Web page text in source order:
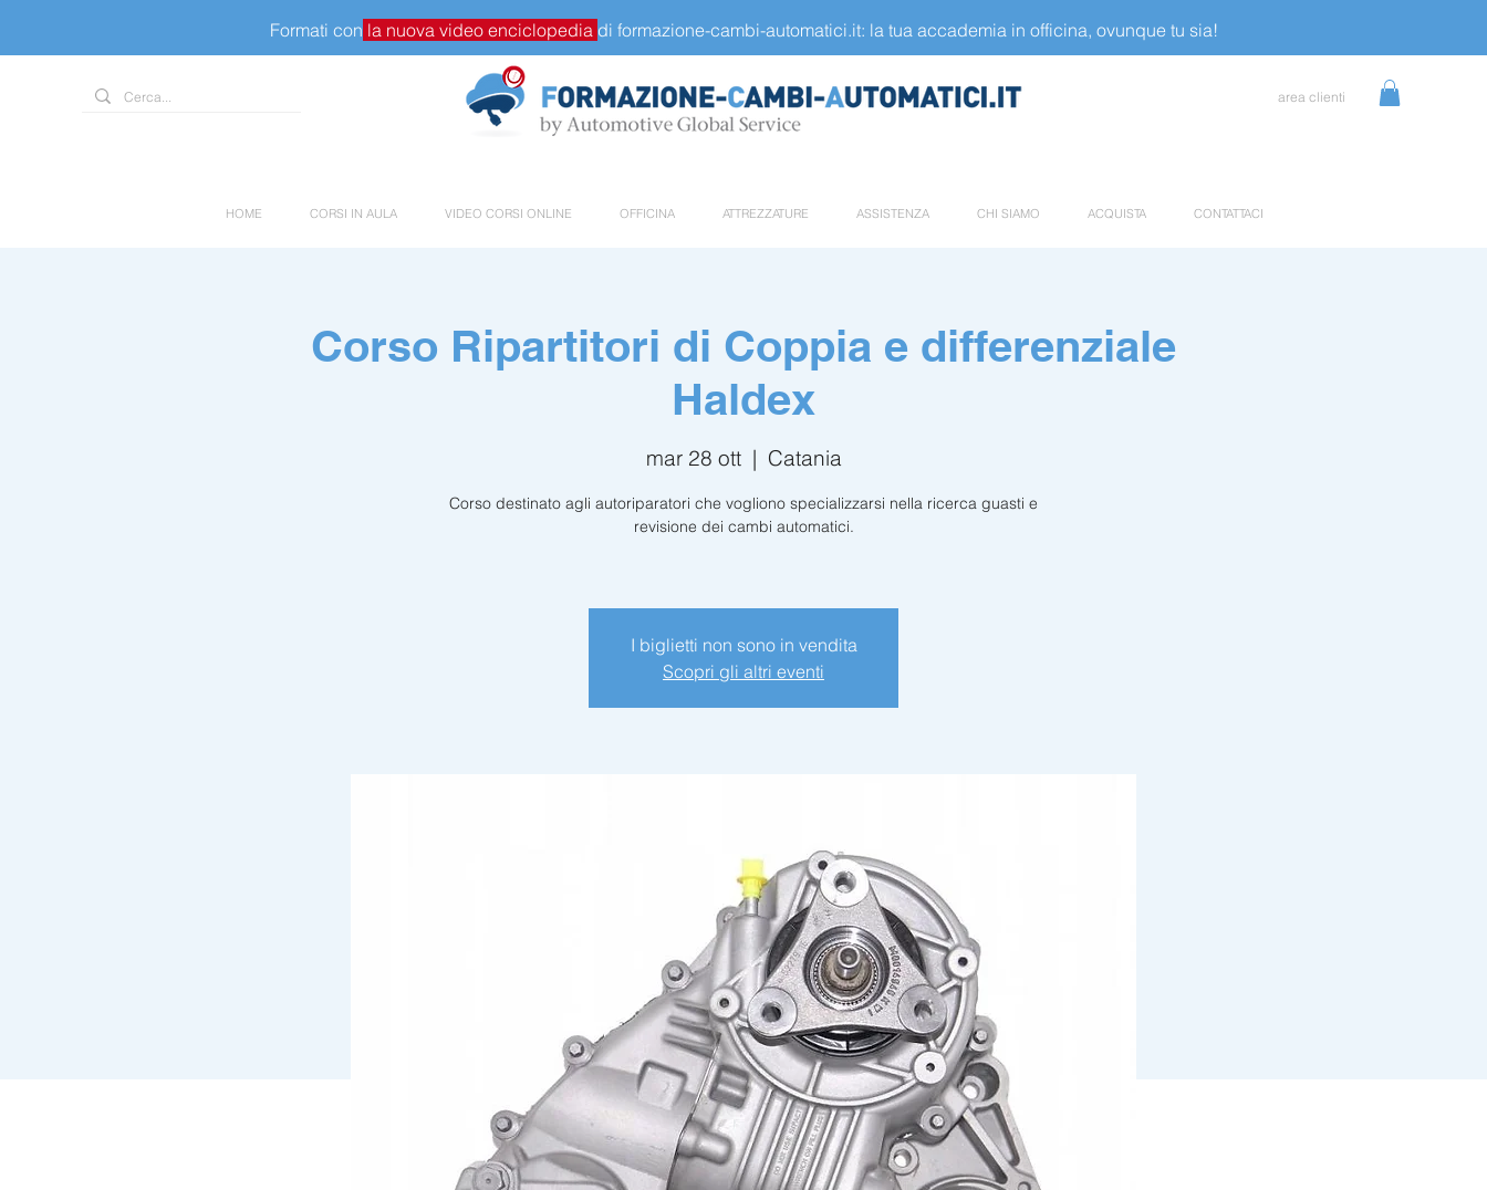
Formati con la nuova video enciclopedia di formazione-cambi-automatici.it: la tua accademia in officina, ovunque tu sia!
area clienti
HOME CORSI IN AULA VIDEO CORSI ONLINE OFFICINA ATTREZZATURE ASSISTENZA CHI SIAMO ACQUISTA CONTATTACI
Corso Ripartitori di Coppia e differenziale
Haldex
mar 28 ott
  |
Catania
Corso destinato agli autoriparatori che vogliono specializzarsi nella ricerca guasti e
revisione dei cambi automatici.
I biglietti non sono in vendita
Scopri gli altri eventi